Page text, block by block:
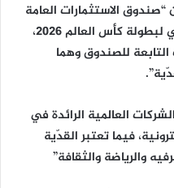
الاستثمارات العامة
يُعزز شراكته مع “فيفا” كداعم رسمي لبطولة كأس العالم 2026،
للصندوق وهما
العالمية الرائدة في
فيما تعتبر القدّية
والرياضة والثقافة”